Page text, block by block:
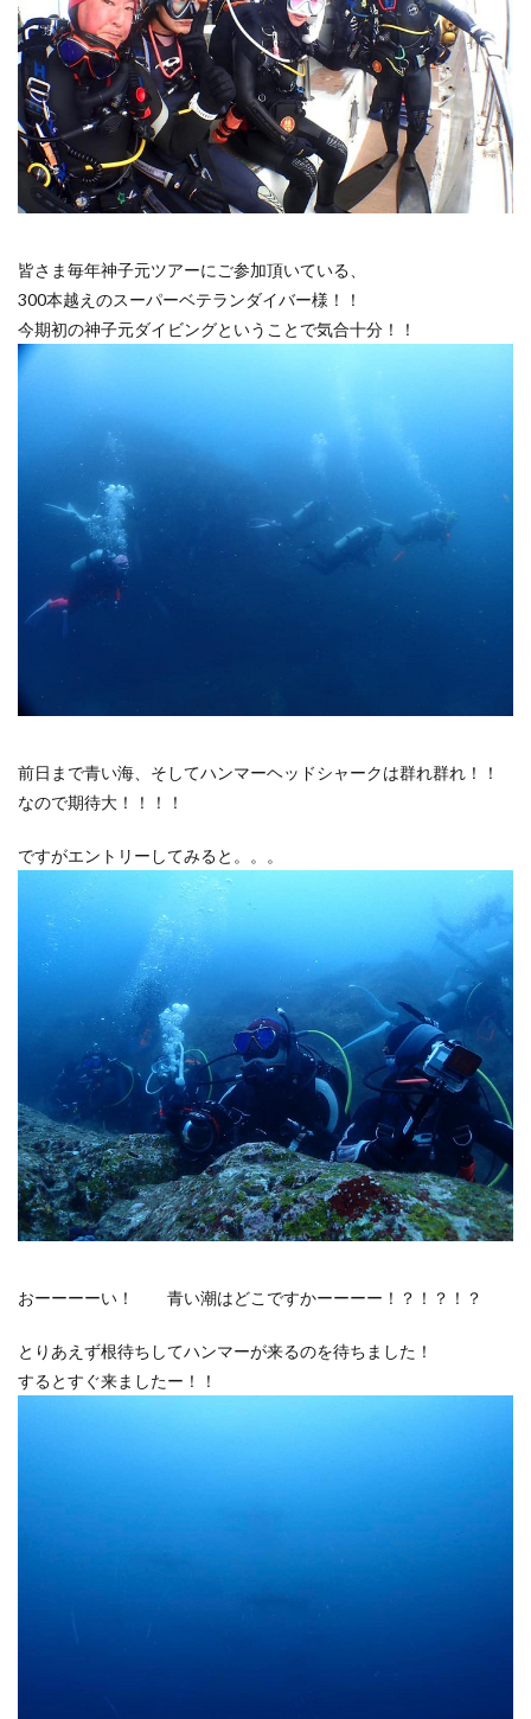
皆さま毎年神子元ツアーにご参加頂いている、
300本越えのスーパーベテランダイバー様！！
今期初の神子元ダイビングということで気合十分！！
前日まで青い海、そしてハンマーヘッドシャークは群れ群れ！！
なので期待大！！！！
ですがエントリーしてみると。。。
おーーーーい！ 青い潮はどこですかーーーー！？！？！？
とりあえず根待ちしてハンマーが来るのを待ちました！
するとすぐ来ましたー！！